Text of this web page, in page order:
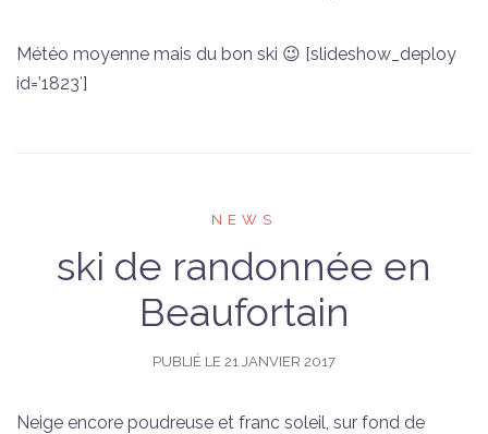
Météo moyenne mais du bon ski 😉 [slideshow_deploy
id=’1823′]
NEWS
ski de randonnée en
Beaufortain
PUBLIÉ LE 21 JANVIER 2017
Neige encore poudreuse et franc soleil, sur fond de